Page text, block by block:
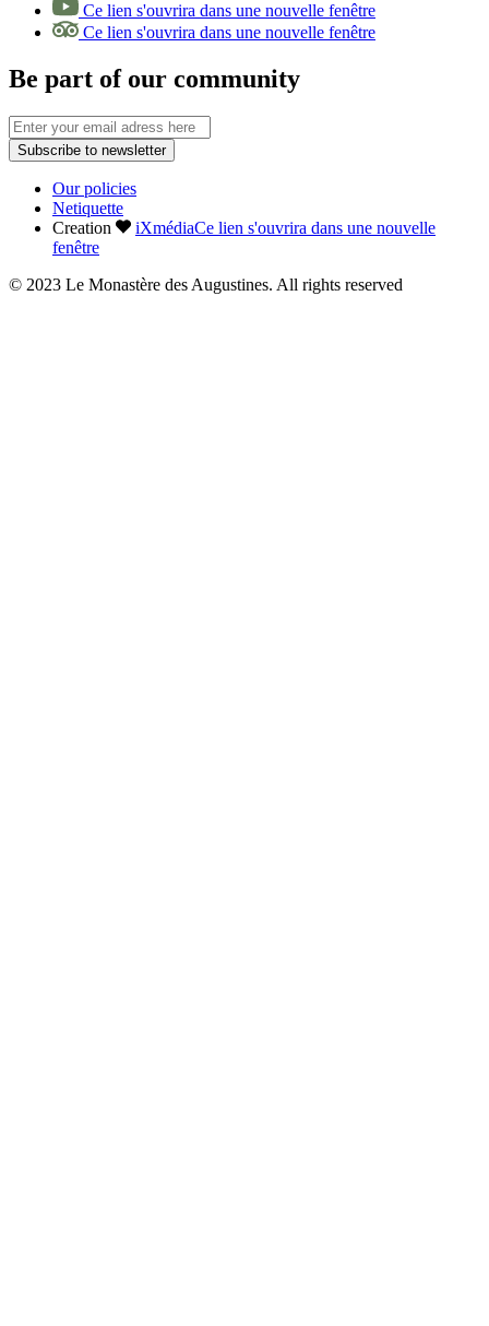
Ce lien s'ouvrira dans une nouvelle fenêtre
Ce lien s'ouvrira dans une nouvelle fenêtre
Be part of our community
Subscribe to newsletter
Our policies
Netiquette
Creation
iXmédiaCe lien s'ouvrira dans une nouvelle
fenêtre
© 2023 Le Monastère des Augustines. All rights reserved